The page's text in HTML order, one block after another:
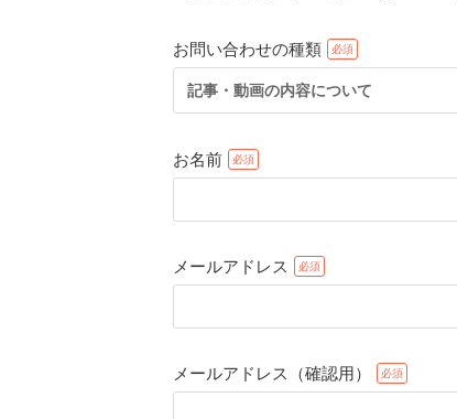
お問い合わせの種類
記事・動画の内容について
お名前
メールアドレス
メールアドレス（確認用）